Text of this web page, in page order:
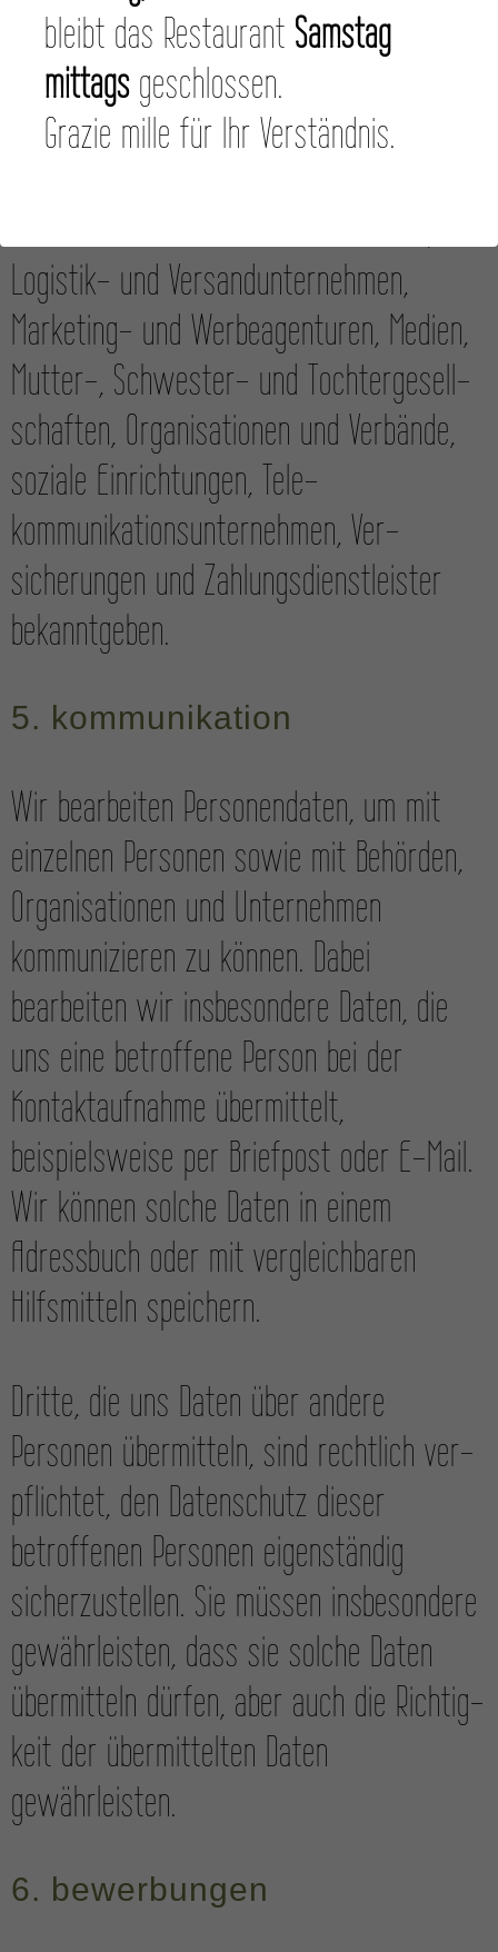
innen und Rechts­anwälte, Buch­haltungs-
und Treu­hand­dienst­leister, Inkasso­unter­
nehmen, Interessen­vertretungen, IT-
Logistik- und Ver­sand­unter­nehmen,
Marketing- und Werbe­agenturen, Medien,
Mutter-, Schwester- und Tochter­gesell­
schaften, Organi­sationen und Verbände,
soziale Ein­richtungen, Tele­
kommunikations­unternehmen, Ver­
sicherungen und Zahlungs­dienst­leister
bekannt­geben.
5. kommunikation
Wir bearbeiten Personen­daten, um mit
einzelnen Personen sowie mit Behörden,
Organi­sationen und Unternehmen
kommuni­zieren zu können. Dabei
bearbeiten wir insbesondere Daten, die
uns eine betroffene Person bei der
Kontakt­aufnahme übermittelt,
beispielsweise per Briefpost oder E-Mail.
Wir können solche Daten in einem
Adress­buch oder mit vergleichbaren
Hilfs­mitteln speichern.
Dritte, die uns Daten über andere
Personen über­mitteln, sind recht­lich ver­
pflichtet, den Daten­schutz dieser
betroffenen Personen eigen­ständig
sicher­zustellen. Sie müssen ins­besondere
gewähr­leisten, dass sie solche Daten
über­mitteln dürfen, aber auch die Richtig­
keit der übermittelten Daten
gewährleisten.
6. bewerbungen
bleibt das Restaurant Samstag
mittags geschlossen.
Grazie mille für Ihr Verständnis.